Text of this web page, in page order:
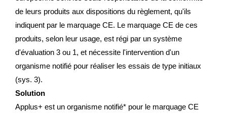
de leurs produits aux dispositions du règlement, qu'ils
indiquent par le marquage CE. Le marquage CE de ces
produits, selon leur usage, est régi par un système
d'évaluation 3 ou 1, et nécessite l'intervention d'un
organisme notifié pour réaliser les essais de type initiaux
(sys. 3).
Solution
Applus+ est un organisme notifié* pour le marquage CE